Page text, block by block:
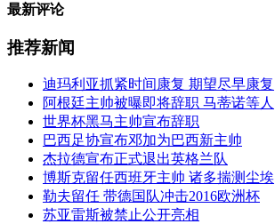
最新评论
推荐新闻
迪玛利亚抓紧时间康复 期望尽早康复
阿根廷主帅被曝即将辞职 马蒂诺等人
世界杯黑马主帅宣布辞职
巴西足协宣布邓加为巴西新主帅
杰拉德宣布正式退出英格兰队
博斯克留任西班牙主帅 诸多揣测尘埃
勒夫留任 带德国队冲击2016欧洲杯
苏亚雷斯被禁止公开亮相